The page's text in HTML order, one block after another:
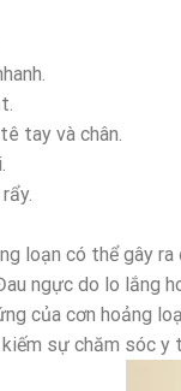
tay và chân.
loạn có thể gây
ngực do lo lắng
của cơn hoảng
sự chăm sóc y